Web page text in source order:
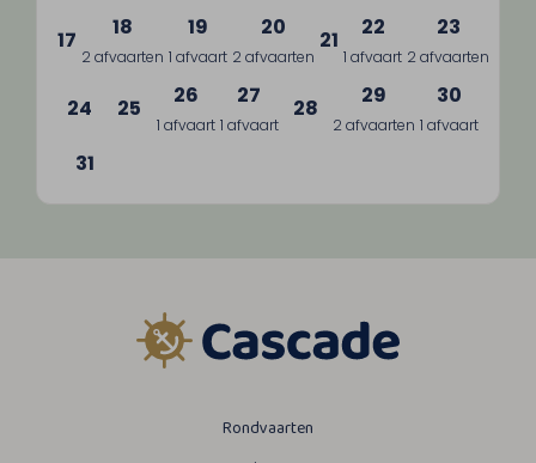
17 18
2 afvaarten
19
1 afvaart
20
2 afvaarten
21 22
1 afvaart
23
2 afvaarten
24 25 26
1 afvaart
27
1 afvaart
28 29
2 afvaarten
30
1 afvaart
31
Rondvaarten